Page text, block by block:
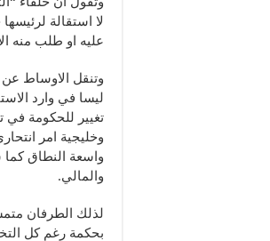
لا استقالة
عليه او طلب منه
وتنقل الاوساط عن
ليسا في وارد
تغيير للحكومة في
وخليجية امر
واسعة النطاق
والمالي.
لذلك الطرفان
بحكمة رغم كل